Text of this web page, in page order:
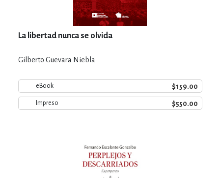
La libertad nunca se olvida
Gilberto Guevara Niebla
eBook $159.00
Impreso $550.00